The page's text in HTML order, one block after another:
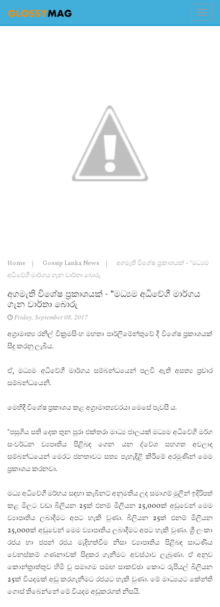
Home Gossip Lanka News
අගමැති විශේෂ ප්‍රකාශයක් - "මධ්‍යම
අධිවේගී මාර්ගය ගැන වාර්තා බොරු
අගමැති විශේෂ ප්‍රකාශයක් - "මධ්‍යම අධිවේගී මාර්ගය
ගැන වාර්තා බොරු
Friday, September 08, 2017
අග්‍රාමාත්‍ය රනිල් වික්‍රමසිංහ මහතා පාර්ලිමේන්තුවේ දී විශේෂ ප්‍රකාශයක්
සිදු කරනු ලැබීය.
ඒ, මධ්‍යම අධිවේගී මාර්ගය සම්බන්ධයෙන් පලවී ඇති අසත්‍ය ප්‍රචාර
සම්බන්ධයෙනි.
මෙහිදී විශේෂ ප්‍රකාශය කළ අග්‍රාමාත්‍යවරයා මෙසේ පැවසී ය.
"පසුගිය සති දෙක තුන පුරා එක්තරා මාධ්‍ය ජාලයක් මධ්‍යම අධිවේගි මර්ග
සංවර්ධන ව්‍යපෘතිය පිළිබඳ ගෙන යන ද්වේශ සහගත අවලාද
සම්බන්ධයෙන් මෙරට ජනතාවට සත්‍ය පැහැදිළි කිරීමේ අරමුණින් මෙම
ප්‍රකාශය කරනවා.
මධ්‍ය අධිවේගී මර්හය සඳහා කැබිනට් අනුමතිය ලද සමාගම් මුලින් ඉදිරිපත්
කළ මිලට වඩා බිලියන 25ක් එනම් මිලියන 25,000ක් අඩුවෙන් මෙම
ව්‍යාපෘතිය ලබාදීමට අපට හැකි වුණා. බිලියන 25ක් එනම් මිලියන
25,000ක් අඩුවෙන් මෙම ව්‍යාපෘතිය ලබාදීමට අපට හැකි වුණා. ශ්‍රී ලංකා
රජය හා ජපන් රජය මැදිහත්වීම නිසා ව්‍යාපෘතිය පිළිබඳ සාධණීය
වෙනස්කම් ගණනාවක් සිදුකර ගැනීමට අවස්ථාව ලැබුණා. ඒ අනුව
කොන්ත්‍රාත්තුව හිමි වූ සමාගම සමඟ සාකච්ඡා කොට රුපියල් බිලියන
25ක් වියදමක් අඩු කරගැනීමට රජයට හැකි වුණා. මේ මාධ්‍යයට කේන්ති
ගොස් තිබෙන්නේ මේ වියදම අඩුකරගත් නිසයි.